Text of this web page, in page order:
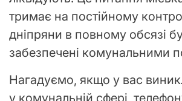
тримає на постійному
дніпряни в повному обсязі
забезпечені комунальними
Нагадуємо, якщо у вас
у комунальній сфері,